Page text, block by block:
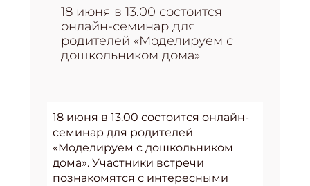
18 июня в 13.00 состоится
онлайн-семинар для
родителей «Моделируем с
дошкольником дома»
18 июня в 13.00 состоится онлайн-
семинар для родителей
«Моделируем с дошкольником
дома». Участники встречи
познакомятся с интересными